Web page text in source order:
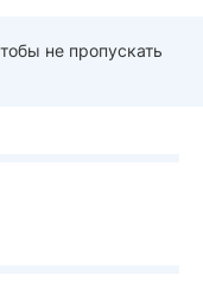
не пропускать